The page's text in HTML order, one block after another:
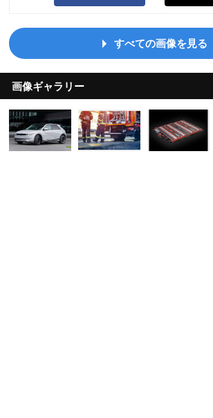
すべての画像を見る
画像ギャラリー